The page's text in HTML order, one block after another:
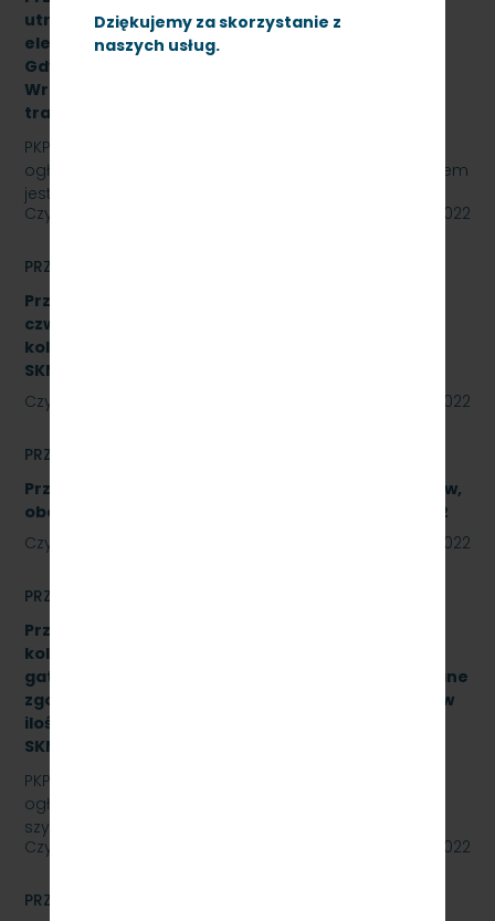
Dziękujemy za skorzystanie z
naszych usług.
utrzymania czystości w zespołach trakcyjnych
elektrycznych na stacjach: Lębork, Wejherowo,
Gdynia Cisowa,Gdańsk Śródmieście,Gdańsk
Wrzeszcz, Kościerzyna z opcją rozszerzenia o
trakcję spalinową, SKMMU.086.55.22
PKP SZYBKA KOLEJ MIEJSKA W TRÓJMIEŚCIE Sp. z o.o.
ogłasza przetarg nieograniczony, którego przedmiotem
jest świadczenie usług utrzymania czystości w…
Czytaj dalej
23 września 2022
PRZETARGI
Przetarg nieograniczony na wykonanie naprawy
czwartego poziomu utrzymania P4 pojazdów
kolejowych obejmujący dwa zadania.
SKMMU.086.46.22
Czytaj dalej
23 września 2022
PRZETARGI
Przetarg nieograniczony na naprawę podzespołów,
obejmującą trzy zadania. Znak SKMMU.086.39A.22
Czytaj dalej
12 września 2022
PRZETARGI
Przetarg nieograniczony na zakup i dostawę szyn
kolejowych 49E1 o jednostkowej długości 30 mb,
gatunek stali R260, odmiana ”S”, klasa AX wykonane
zgodnie z normą PN-EN 13674-1 ILK3d – 518/03/07 w
ilości (37,043Ton) – 25 sztuk, znak:
SKMMU.086.54.22.
PKP SZYBKA KOLEJ MIEJSKA W TRÓJMIEŚCIE Sp. z o.o.
ogłasza przetarg nieograniczony na zakup i dostawę
szyn kolejowych 49E1 o jednostkowej długości 30…
Czytaj dalej
09 września 2022
PRZETARGI